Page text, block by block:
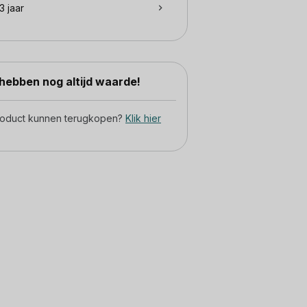
jaar
nog altijd waarde!
kunnen terugkopen? Klik hier